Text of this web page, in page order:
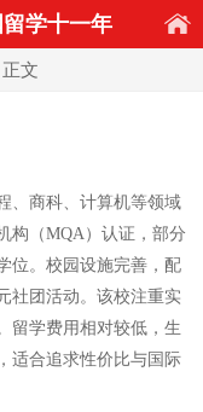
学十一年
正文
、商科、计算机等领域
构（MQA）认证，部分
位。校园设施完善，配
社团活动。该校注重实
留学费用相对较低，生
适合追求性价比与国际